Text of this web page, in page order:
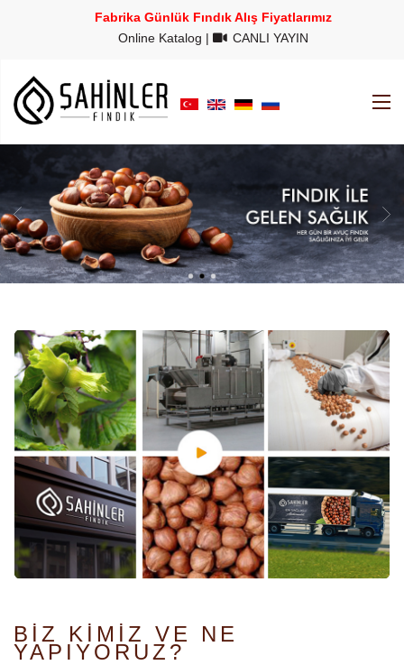
Fabrika Günlük Fındık Alış Fiyatlarımız
Online Katalog | CANLI YAYIN
BİZ KİMİZ VE NE
YAPIYORUZ?